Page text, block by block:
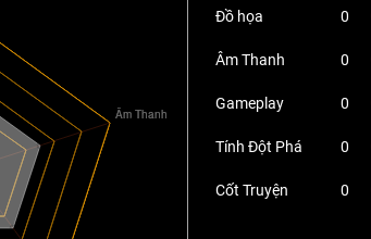
Đồ họa 0
Âm Thanh 0
Gameplay 0
Tính Đột Phá 0
Cốt Truyện 0